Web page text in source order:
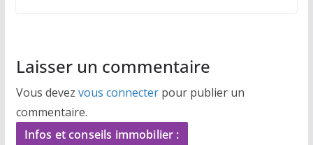
Laisser un commentaire
Vous devez vous connecterpour publier un
commentaire.
Infos et conseils immobilier :